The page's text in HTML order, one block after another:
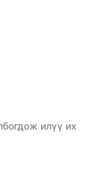
илүү их